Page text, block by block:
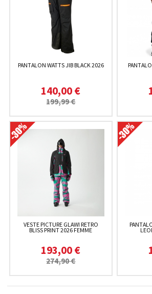
PANTALON WATTS JIB BLACK 2026
140,00 €
199,99 €
VESTE PICTURE GLAWI RETRO
BLISS PRINT 2026 FEMME
193,00 €
274,90 €